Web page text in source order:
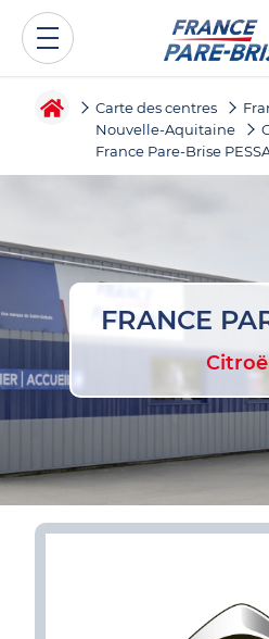
Carte des centres
Nouvelle-Aquitaine
France Pare-Brise
FRANCE